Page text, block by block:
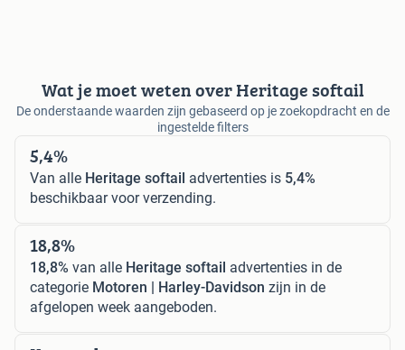
Wat je moet weten over Heritage softail
De onderstaande waarden zijn gebaseerd op je zoekopdracht en de
ingestelde filters
5,4%
Van alle Heritage softail advertenties is 5,4%
beschikbaar voor verzending.
18,8%
18,8% van alle Heritage softail advertenties in de
categorie Motoren | Harley-Davidson zijn in de
afgelopen week aangeboden.